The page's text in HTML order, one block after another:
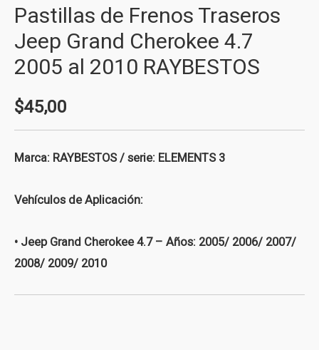
Pastillas de Frenos Traseros
Jeep Grand Cherokee 4.7
2005 al 2010 RAYBESTOS
$45,00
Marca: RAYBESTOS / serie: ELEMENTS 3
Vehículos de Aplicación:
• Jeep Grand Cherokee 4.7 – Años: 2005/ 2006/ 2007/
2008/ 2009/ 2010